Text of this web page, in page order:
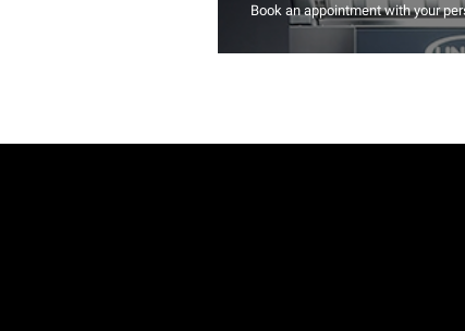
Book an appointment with your